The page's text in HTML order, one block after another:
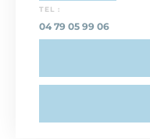
TEL :
04 79 05 99 06